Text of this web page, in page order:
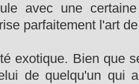
avec une
parfaitement l'art
exotique. Bien que
de quelqu'un qui